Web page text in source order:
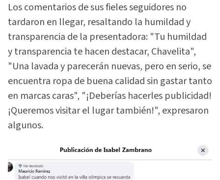
Los comentarios de sus fieles seguidores no
tardaron en llegar, resaltando la humildad y
transparencia de la presentadora: "Tu humildad
y transparencia te hacen destacar, Chavelita",
"Una lavada y parecerán nuevas, pero en serio, se
encuentra ropa de buena calidad sin gastar tanto
en marcas caras", "¡Deberías hacerles publicidad!
¡Queremos visitar el lugar también!", expresaron
algunos.